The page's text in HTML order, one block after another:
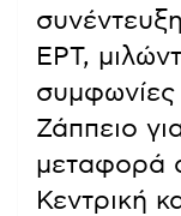
ΕΡΤ,
Ζάππειο
μεταφορά
Κεντρική